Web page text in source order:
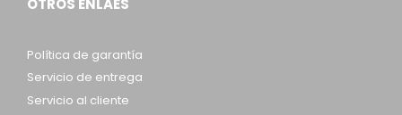
Política de garantía
Servicio de entrega
Servicio al cliente